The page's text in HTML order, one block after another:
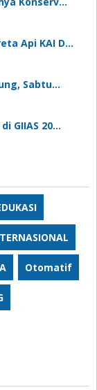
Api KAI D…
Sabtu…
GIIAS 20…
Otomatif